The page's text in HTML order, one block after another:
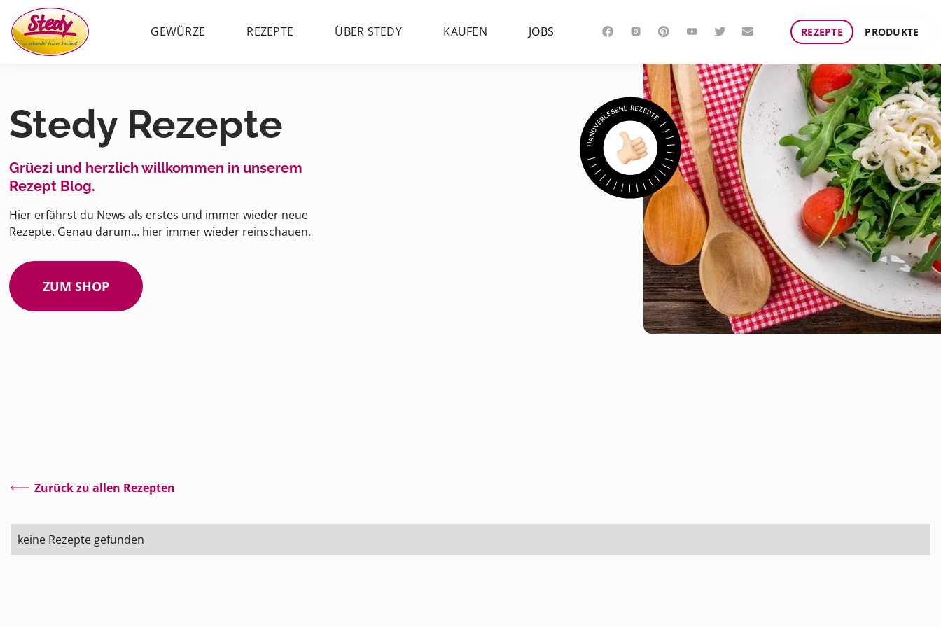
GEWÜRZE REZEPTE ÜBER STEDY KAUFEN JOBS REZEPTE PRODUKTE
Stedy Rezepte
Grüezi und herzlich willkommen in unserem
Rezept Blog.
Hier erfährst du News als erstes und immer wieder neue
Rezepte. Genau darum… hier immer wieder reinschauen.
ZUM SHOP
Zurück zu allen Rezepten
keine Rezepte gefunden